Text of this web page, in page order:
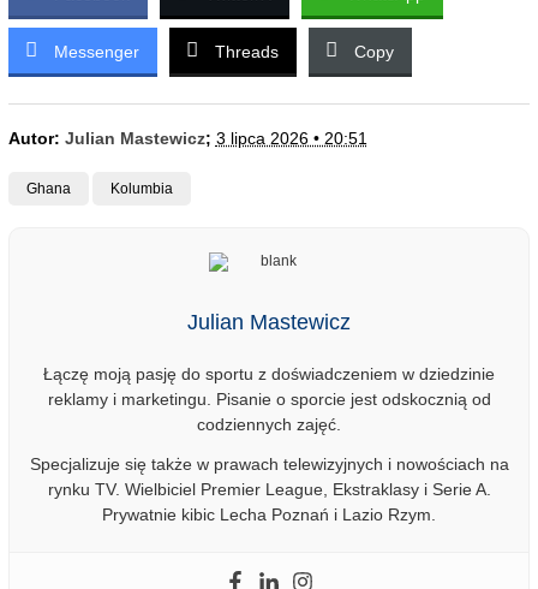
Messenger Threads Copy
Autor: Julian Mastewicz; 3 lipca 2026 • 20:51
Ghana Kolumbia
Julian Mastewicz
Łączę moją pasję do sportu z doświadczeniem w dziedzinie
reklamy i marketingu. Pisanie o sporcie jest odskocznią od
codziennych zajęć.
Specjalizuje się także w prawach telewizyjnych i nowościach na
rynku TV. Wielbiciel Premier League, Ekstraklasy i Serie A.
Prywatnie kibic Lecha Poznań i Lazio Rzym.